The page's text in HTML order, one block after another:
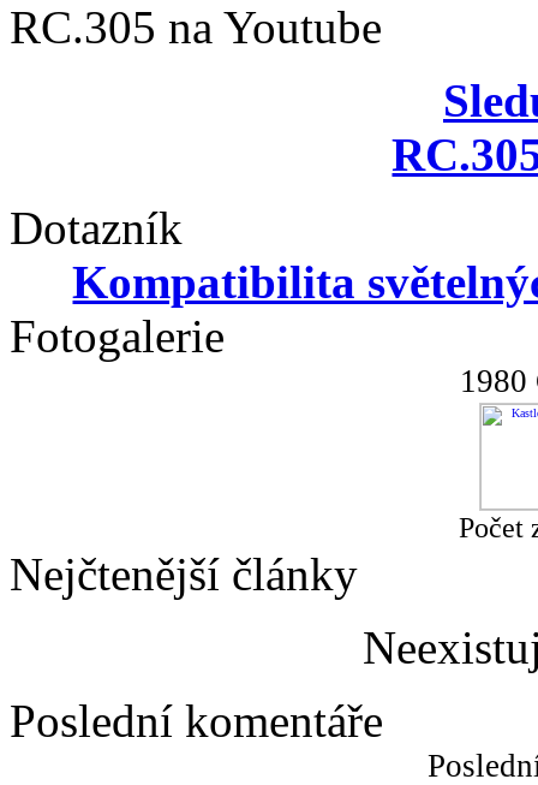
RC.305 na Youtube
Dotazník
Kompatibilita
Fotogalerie
1980
Počet
Nejčtenější články
Poslední komentáře